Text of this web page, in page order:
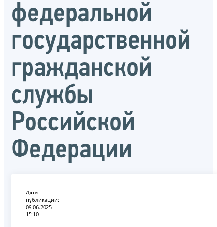
федеральной
государственной
гражданской
службы
Российской
Федерации
Дата
публикации:
09.06.2025
15:10